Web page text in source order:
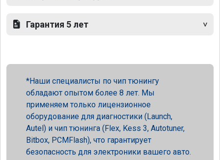
Гарантия 5 лет
Наши специалисты по чип тюнингу
обладают опытом более 8 лет. Мы
применяем только лицензионное
оборудование для диагностики (Launch,
Autel) и чип тюнинга (Flex, Kess 3, Autotuner,
Bitbox, PCMFlash), что гарантирует
безопасность для электроники вашего авто.